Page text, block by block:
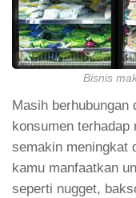
Bisnis
Masih berhubungan
konsumen terhadap
semakin meningkat
kamu manfaatkan
seperti nugget,